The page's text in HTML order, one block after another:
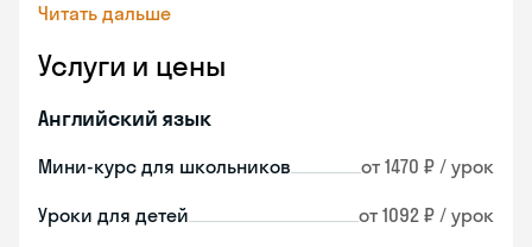
Читать дальше
Услуги и цены
Английский язык
Мини-курс для школьников от 1470 ₽ / урок
Уроки для детей от 1092 ₽ / урок